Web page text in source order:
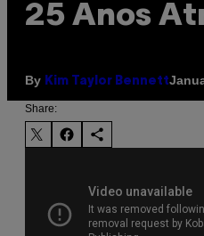
25 Anos
By Kim Taylor Bennett
Share: